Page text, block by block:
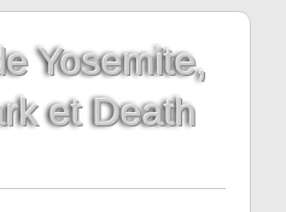
Yosemite,
et Death